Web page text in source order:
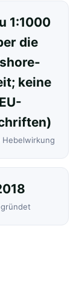
1:1000
die
keine
EU-
Hebelwirkung